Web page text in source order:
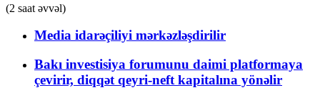
(2 saat əvvəl)
Media idarəçiliyi mərkəzləşdirilir
Bakı investisiya forumunu daimi platformaya
çevirir, diqqət qeyri-neft kapitalına yönəlir